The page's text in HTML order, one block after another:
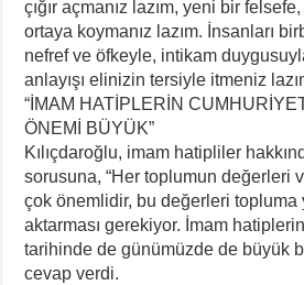
çığır açmanız lazım, yeni bir
ortaya koymanız lazım. İnsanları
nefref ve öfkeyle, intikam
anlayışı elinizin tersiyle itmeniz
“İMAM HATİPLERİN
ÖNEMİ BÜYÜK”
Kılıçdaroğlu, imam hatipliler
sorusuna, “Her toplumun değerleri
çok önemlidir, bu değerleri topluma
aktarması gerekiyor. İmam
tarihinde de günümüzde de büyük
cevap verdi.